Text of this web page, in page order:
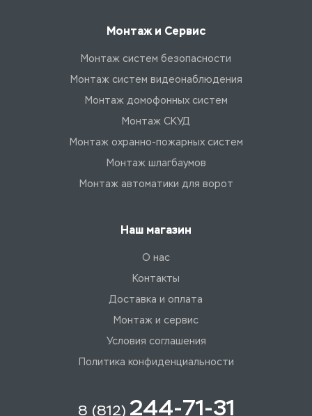
Монтаж и Сервис
Монтаж систем безопасности
Монтаж систем видеонаблюдения
Монтаж домофонных систем
Монтаж СКУД
Монтаж охранно-пожарных систем
Монтаж шлагбаумов
Монтаж автоматики для ворот
Наш магазин
О нас
Контакты
Доставка и оплата
Монтаж и сервис
Условия соглашения
Политика конфиденциальности
8 (812) 244-71-31